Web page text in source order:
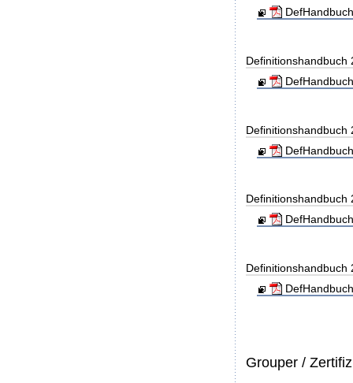
Definitionshandbuch
Definitionshandbuch
Definitionshandbuch
Definitionshandbuch
Grouper /